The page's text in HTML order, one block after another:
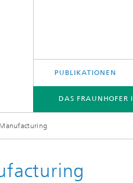
PUBLIKATIONEN
DAS FRAUNHOFER